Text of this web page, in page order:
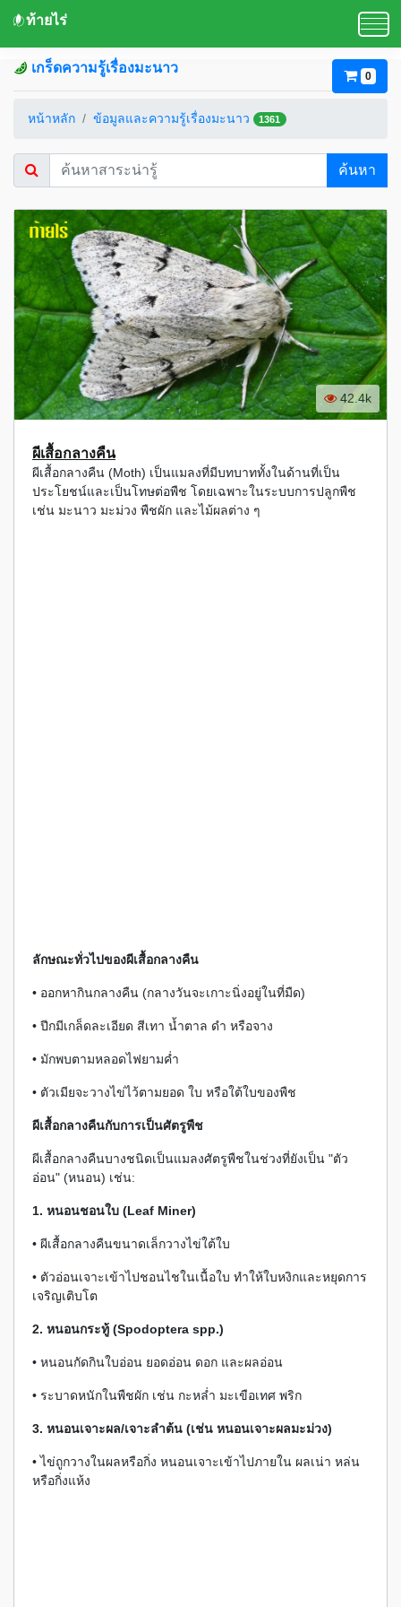
ท้ายไร่
เกร็ดความรู้เรื่องมะนาว
0
หน้าหลัก ข้อมูลและความรู้เรื่องมะนาว 1361
ค้นหา
42.4k
ผีเสื้อกลางคืน
ผีเสื้อกลางคืน (Moth) เป็นแมลงที่มีบทบาททั้งในด้านที่เป็น
ประโยชน์และเป็นโทษต่อพืช โดยเฉพาะในระบบการปลูกพืช
เช่น มะนาว มะม่วง พืชผัก และไม้ผลต่าง ๆ
ลักษณะทั่วไปของผีเสื้อกลางคืน
• ออกหากินกลางคืน (กลางวันจะเกาะนิ่งอยู่ในที่มืด)
• ปีกมีเกล็ดละเอียด สีเทา น้ำตาล ดำ หรือจาง
• มักพบตามหลอดไฟยามค่ำ
• ตัวเมียจะวางไข่ไว้ตามยอด ใบ หรือใต้ใบของพืช
ผีเสื้อกลางคืนกับการเป็นศัตรูพืช
ผีเสื้อกลางคืนบางชนิดเป็นแมลงศัตรูพืชในช่วงที่ยังเป็น "ตัว
อ่อน" (หนอน) เช่น:
1. หนอนชอนใบ (Leaf Miner)
• ผีเสื้อกลางคืนขนาดเล็กวางไข่ใต้ใบ
• ตัวอ่อนเจาะเข้าไปชอนไชในเนื้อใบ ทำให้ใบหงิกและหยุดการ
เจริญเติบโต
2. หนอนกระทู้ (Spodoptera spp.)
• หนอนกัดกินใบอ่อน ยอดอ่อน ดอก และผลอ่อน
• ระบาดหนักในพืชผัก เช่น กะหล่ำ มะเขือเทศ พริก
3. หนอนเจาะผล/เจาะลำต้น (เช่น หนอนเจาะผลมะม่วง)
• ไข่ถูกวางในผลหรือกิ่ง หนอนเจาะเข้าไปภายใน ผลเน่า หล่น
หรือกิ่งแห้ง